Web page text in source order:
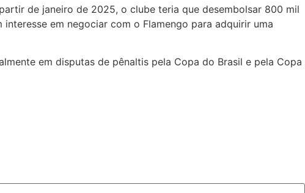
de janeiro de 2025, o clube teria que desembolsar 800 mil
em negociar com o Flamengo para adquirir uma
em disputas de pênaltis pela Copa do Brasil e pela Copa